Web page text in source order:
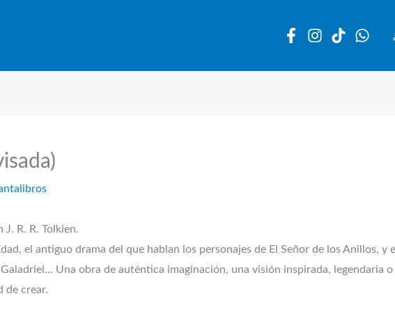
R. R. Tolkien.
el antiguo drama del que hablan los personajes de El Señor de los Anillos, y
Una obra de auténtica imaginación, una visión inspirada, legendaria
de crear.